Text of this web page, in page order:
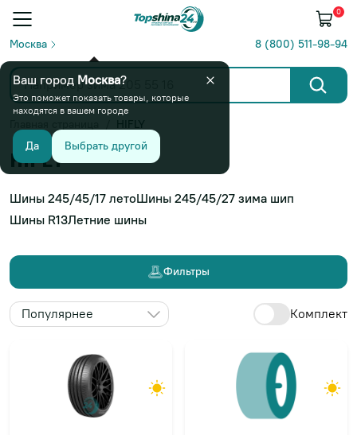
0
Москва 8 (800) 511-98-94
HIFLY
HIFLY
Шины 245/45/17 летоШины 245/45/27 зима шип
Шины R13Летние шины
Фильтры
Популярнее Комплект
Ваш город Москва?
Это поможет показать товары, которые
находятся в вашем городе
Да Выбрать другой